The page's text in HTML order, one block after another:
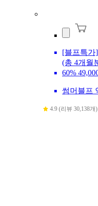
[블프특가
(총 4개월
60%
썸머블프
4.9 (리뷰 30,138개)